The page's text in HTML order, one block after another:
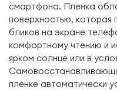
смартфона. Пленка
поверхностью, которая
бликов на экране
комфортному чтению и
ярком солнце или в
пленке автоматически